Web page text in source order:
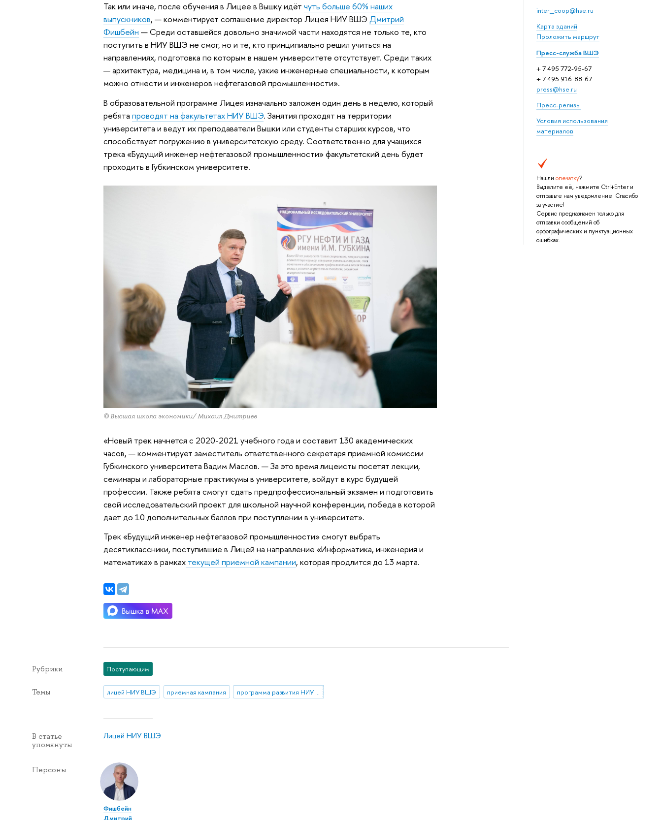
inter_coop@hse.ru
Карта зданий
Проложить маршрут
Пресс-служба ВШЭ
+ 7 495 772-95-67
+ 7 495 916-88-67
press@hse.ru
Пресс-релизы
Условия использования
материалов
Нашли опечатку?
Выделите её, нажмите Ctrl+Enter и
отправьте нам уведомление. Спасибо
за участие!
Сервис предназначен только для
отправки сообщений об
орфографических и пунктуационных
ошибках.
Так или иначе, после обучения в Лицее в Вышку идёт чуть больше 60% наших
выпускников, — комментирует соглашение директор Лицея НИУ ВШЭ Дмитрий
Фишбейн — Среди оставшейся довольно значимой части находятся не только те, кто
поступить в НИУ ВШЭ не смог, но и те, кто принципиально решил учиться на
направлениях, подготовка по которым в нашем университете отсутствует. Среди таких
— архитектура, медицина и, в том числе, узкие инженерные специальности, к которым
можно отнести и инженеров нефтегазовой промышленности».
В образовательной программе Лицея изначально заложен один день в неделю, который
ребята проводят на факультетах НИУ ВШЭ. Занятия проходят на территории
университета и ведут их преподаватели Вышки или студенты старших курсов, что
способствует погружению в университетскую среду. Соответственно для учащихся
трека «Будущий инженер нефтегазовой промышленности» факультетский день будет
проходить в Губкинском университете.
© Высшая школа экономики/ Михаил Дмитриев
«Новый трек начнется с 2020-2021 учебного года и составит 130 академических
часов, — комментирует заместитель ответственного секретаря приемной комиссии
Губкинского университета Вадим Маслов. — За это время лицеисты посетят лекции,
семинары и лабораторные практикумы в университете, войдут в курс будущей
профессии. Также ребята смогут сдать предпрофессиональный экзамен и подготовить
свой исследовательский проект для школьной научной конференции, победа в которой
дает до 10 дополнительных баллов при поступлении в университет».
Трек «Будущий инженер нефтегазовой промышленности» смогут выбрать
десятиклассники, поступившие в Лицей на направление «Информатика, инженерия и
математика» в рамкахтекущей приемной кампании, которая продлится до 13 марта.
Рубрики Поступающим
Темы лицей НИУ ВШЭ приемная кампания
В статье
упомянуты
Лицей НИУ ВШЭ
Персоны
Фишбейн